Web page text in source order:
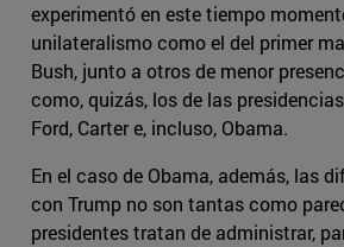
experimentó en este tiempo
unilateralismo como el del primer
Bush, junto a otros de menor
como, quizás, los de las
Ford, Carter e, incluso, Obama.
En el caso de Obama, además, las
con Trump no son tantas como
presidentes tratan de administrar,